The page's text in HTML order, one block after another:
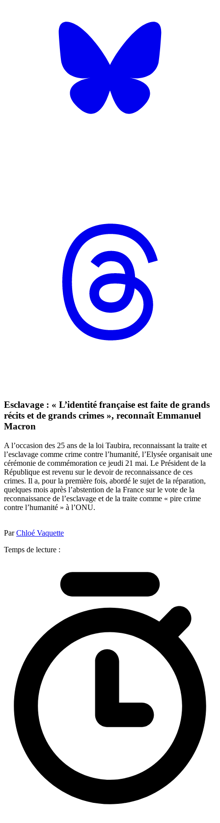
Esclavage : « L’identité française est faite de grands
récits et de grands crimes », reconnaît Emmanuel
Macron
A l’occasion des 25 ans de la loi Taubira, reconnaissant la traite et
l’esclavage comme crime contre l’humanité, l’Elysée organisait une
cérémonie de commémoration ce jeudi 21 mai. Le Président de la
République est revenu sur le devoir de reconnaissance de ces
crimes. Il a, pour la première fois, abordé le sujet de la réparation,
quelques mois après l’abstention de la France sur le vote de la
reconnaissance de l’esclavage et de la traite comme « pire crime
contre l’humanité » à l’ONU.
ParChloé Vaquette
Temps de lecture :